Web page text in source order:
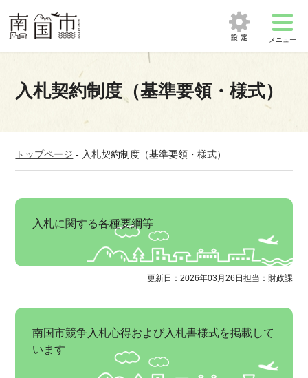
メニュー
入札契約制度（基準要領・様式）
トップページ - 入札契約制度（基準要領・様式）
入札に関する各種要綱等
更新日：2026年03月26日 担当：財政課
南国市競争入札心得および入札書様式を掲載して
います